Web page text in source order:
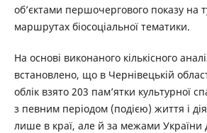
об’єктами першочергового показу на
маршрутах біосоціальної тематики.
На основі виконаного кількісного
встановлено, що в Чернівецькій
облік взято 203 пам’ятки культурної
з певним періодом (подією) життя і
лише в краї, але й за межами України